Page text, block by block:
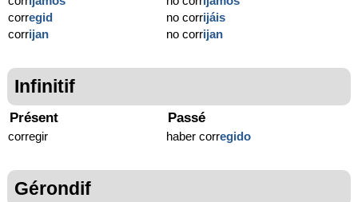
corregid
corrijan
no corrijáis
no corrijan
Infinitif
Présent
corregir
Passé
haber corregido
Gérondif